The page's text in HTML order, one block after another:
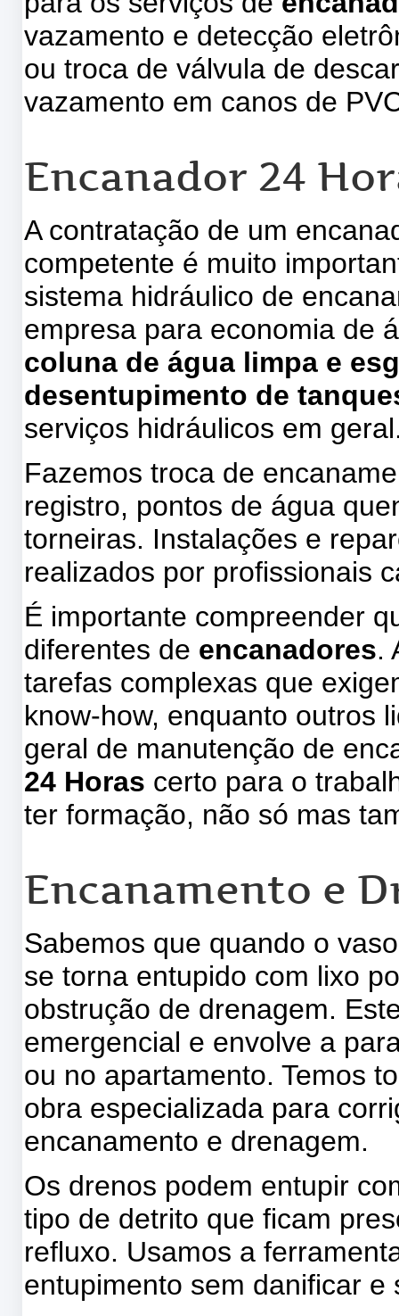
vazamento e detecção
ou troca de válvula de
vazamento em canos de
Encanador 24
A contratação de um
competente é muito
sistema hidráulico de
empresa para economia de
coluna de água limpa e
desentupimento de
serviços hidráulicos em
Fazemos troca de
registro, pontos de água
torneiras. Instalações e
realizados por profissionais
É importante compreender
diferentes de encanadores.
tarefas complexas que
know-how, enquanto outros
geral de manutenção de
24 Horas certo para o
ter formação, não só mas
Encanamento e
Sabemos que quando o
se torna entupido com lixo
obstrução de drenagem.
emergencial e envolve a
ou no apartamento. Temos
obra especializada para
encanamento e drenagem.
Os drenos podem entupir
tipo de detrito que ficam
refluxo. Usamos a
entupimento sem danificar